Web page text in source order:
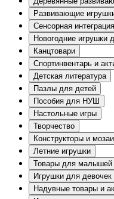
Развивающие
Сенсорная интеграция
Новогодние игрушки
Канцтовари
Спортинвентарь и
Детская литература
Пазлы для детей
Пособия для НУШ
Настольные игры
Творчество
Конструкторы и
Летние игрушки
Товары для малышей
Игрушки для девочек
Надувные товары и